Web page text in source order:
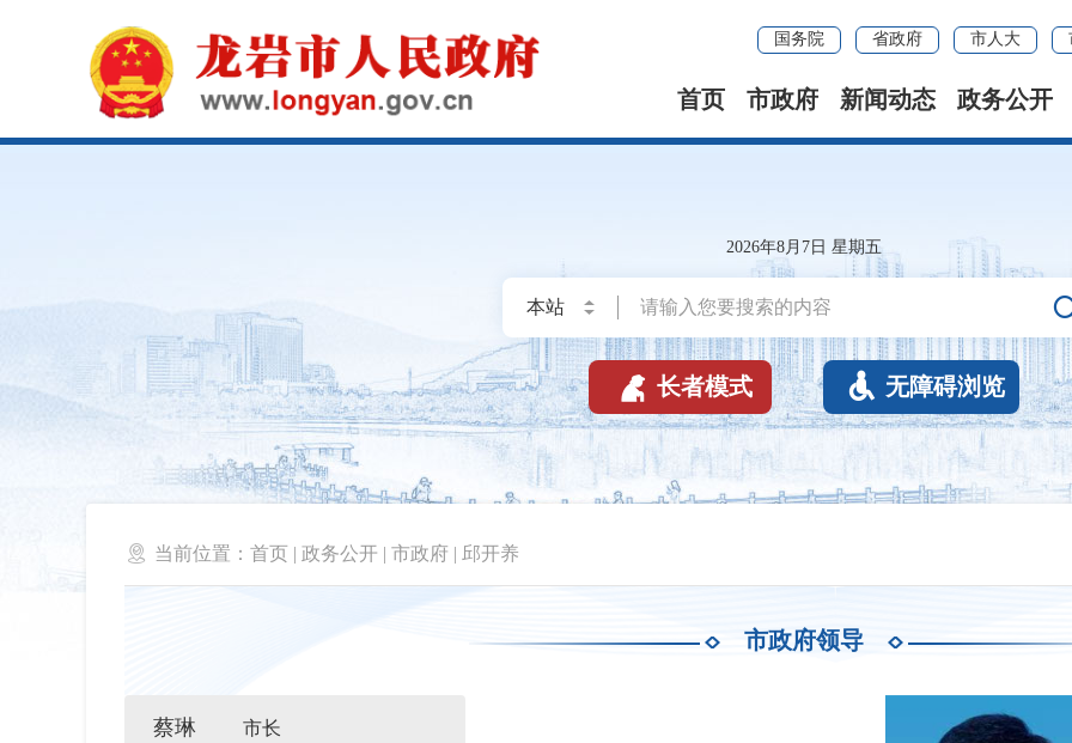
国务院 省政府 市人大
首页 市政府 新闻动态 政务公开
2026年8月7日 星期五
 长者模式  无障碍浏览
 当前位置： 首页 | 政务公开 | 市政府 | 邱开养
市政府领导
蔡琳 市长